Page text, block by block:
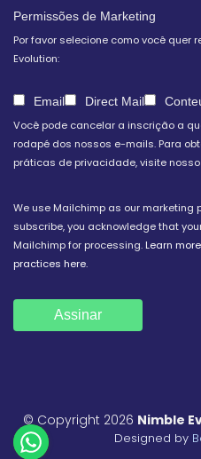
Permissões de Marketing
Por favor selecione como você quer
Evolution:
Email Direct Mail
Você pode cancelar a inscrição a
rodapé dos nossos e-mails. Para
práticas de privacidade, visite
We use Mailchimp as our marketing
subscribe, you acknowledge that
Mailchimp for processing.Learn
practices here.
© Copyright 2026 Nimble
Designed by